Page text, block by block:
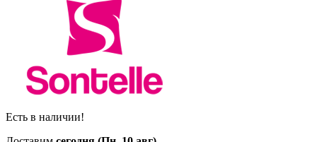
Есть в наличии!